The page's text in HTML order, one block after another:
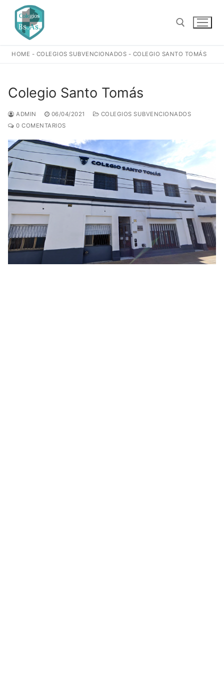
contenido
HOME - COLEGIOS SUBVENCIONADOS - COLEGIO SANTO TOMÁS
Colegio Santo Tomás
ADMIN 06/04/2021
COLEGIOS SUBVENCIONADOS
0 COMENTARIOS